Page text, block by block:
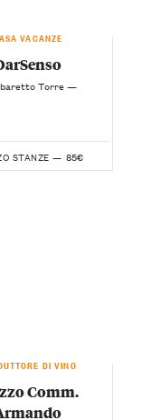
VACANZE
Torre —
STANZE — 85€
DI VINO
Comm.